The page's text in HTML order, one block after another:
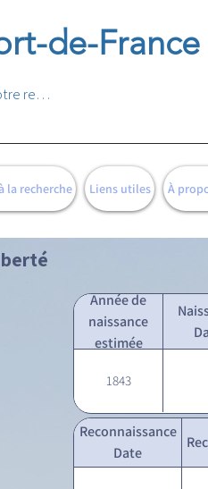
de-France
la recherche Liens utiles À
Année de
naissance
estimée
1843
Reconnaissance
Date